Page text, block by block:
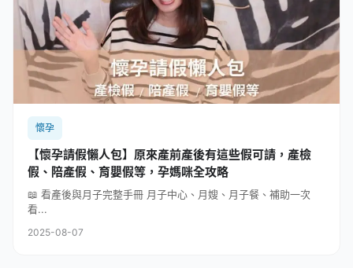
懷孕
【懷孕請假懶人包】原來產前產後有這些假可請，產檢
假、陪產假、育嬰假等，孕媽咪全攻略
📖 看產後與月子完整手冊 月子中心、月嫂、月子餐、補助一次
看...
2025-08-07